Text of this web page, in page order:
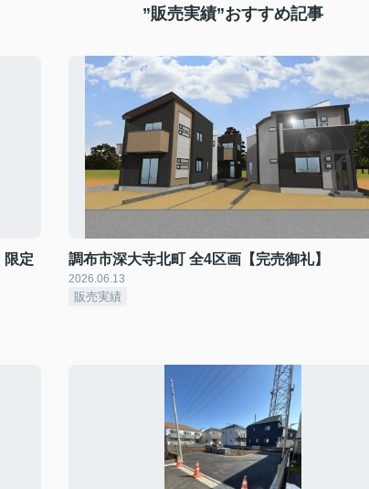
”販売実績”おすすめ記事
定
調布市深大寺北町 全4区画【完売御礼】
2026.06.13
販売実績